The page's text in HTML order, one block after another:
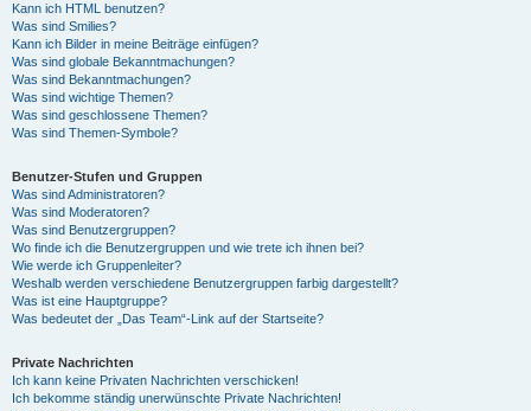
Kann ich HTML benutzen?
Was sind Smilies?
Kann ich Bilder in meine Beiträge einfügen?
Was sind globale Bekanntmachungen?
Was sind Bekanntmachungen?
Was sind wichtige Themen?
Was sind geschlossene Themen?
Was sind Themen-Symbole?
Benutzer-Stufen und Gruppen
Was sind Administratoren?
Was sind Moderatoren?
Was sind Benutzergruppen?
Wo finde ich die Benutzergruppen und wie trete ich ihnen bei?
Wie werde ich Gruppenleiter?
Weshalb werden verschiedene Benutzergruppen farbig dargestellt?
Was ist eine Hauptgruppe?
Was bedeutet der „Das Team“-Link auf der Startseite?
Private Nachrichten
Ich kann keine Privaten Nachrichten verschicken!
Ich bekomme ständig unerwünschte Private Nachrichten!